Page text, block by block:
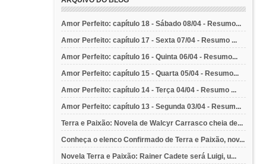
Amor Perfeito: capítulo 18 - Sábado 08/04 - Resumo...
Amor Perfeito: capítulo 17 - Sexta 07/04 - Resumo ...
Amor Perfeito: capítulo 16 - Quinta 06/04 - Resumo...
Amor Perfeito: capítulo 15 - Quarta 05/04 - Resumo...
Amor Perfeito: capítulo 14 - Terça 04/04 - Resumo ...
Amor Perfeito: capítulo 13 - Segunda 03/04 - Resum...
Terra e Paixão: Novela de Walcyr Carrasco cheia de...
Conheça o elenco Confirmado de Terra e Paixão, nov...
Novela Terra e Paixão: Rainer Cadete será Luigi, u...